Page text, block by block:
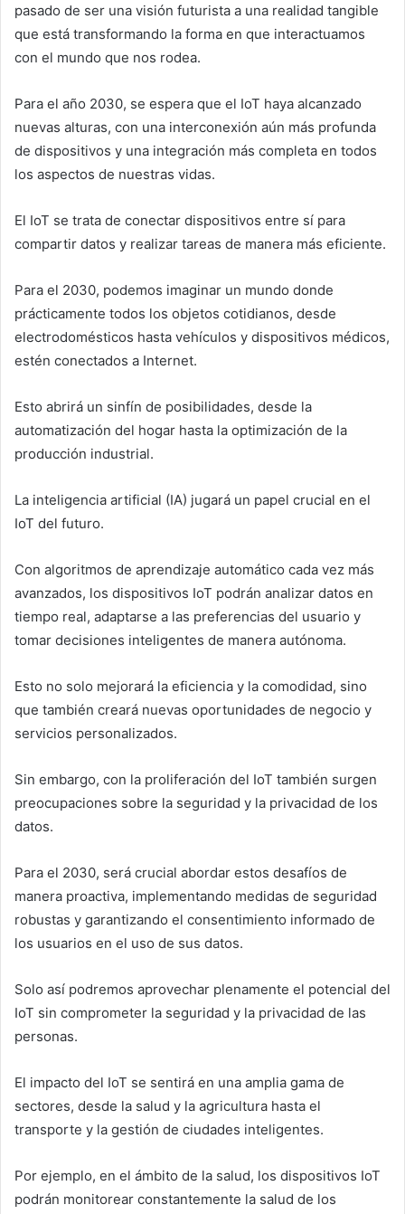
pasado de ser una visión futurista a una realidad tangible
que está transformando la forma en que interactuamos
con el mundo que nos rodea.
Para el año 2030, se espera que el IoT haya alcanzado
nuevas alturas, con una interconexión aún más profunda
de dispositivos y una integración más completa en todos
los aspectos de nuestras vidas.
El IoT se trata de conectar dispositivos entre sí para
compartir datos y realizar tareas de manera más eficiente.
Para el 2030, podemos imaginar un mundo donde
prácticamente todos los objetos cotidianos, desde
electrodomésticos hasta vehículos y dispositivos médicos,
estén conectados a Internet.
Esto abrirá un sinfín de posibilidades, desde la
automatización del hogar hasta la optimización de la
producción industrial.
La inteligencia artificial (IA) jugará un papel crucial en el
IoT del futuro.
Con algoritmos de aprendizaje automático cada vez más
avanzados, los dispositivos IoT podrán analizar datos en
tiempo real, adaptarse a las preferencias del usuario y
tomar decisiones inteligentes de manera autónoma.
Esto no solo mejorará la eficiencia y la comodidad, sino
que también creará nuevas oportunidades de negocio y
servicios personalizados.
Sin embargo, con la proliferación del IoT también surgen
preocupaciones sobre la seguridad y la privacidad de los
datos.
Para el 2030, será crucial abordar estos desafíos de
manera proactiva, implementando medidas de seguridad
robustas y garantizando el consentimiento informado de
los usuarios en el uso de sus datos.
Solo así podremos aprovechar plenamente el potencial del
IoT sin comprometer la seguridad y la privacidad de las
personas.
El impacto del IoT se sentirá en una amplia gama de
sectores, desde la salud y la agricultura hasta el
transporte y la gestión de ciudades inteligentes.
Por ejemplo, en el ámbito de la salud, los dispositivos IoT
podrán monitorear constantemente la salud de los